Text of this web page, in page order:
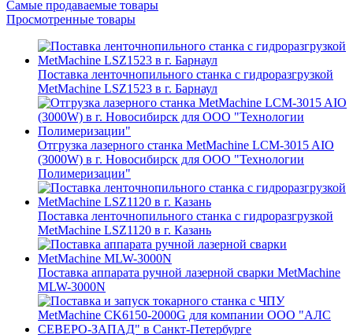
Самые продаваемые товары
Просмотренные товары
Поставка ленточнопильного станка c гидроразгрузкой
MetMachine LSZ1523 в г. Барнаул
Отгрузка лазерного станка MetMachine LCM-3015 AIO
(3000W) в г. Новосибирск для ООО "Технологии
Полимеризации"
Поставка ленточнопильного станка c гидроразгрузкой
MetMachine LSZ1120 в г. Казань
Поставка аппарата ручной лазерной сварки MetMachine
MLW-3000N